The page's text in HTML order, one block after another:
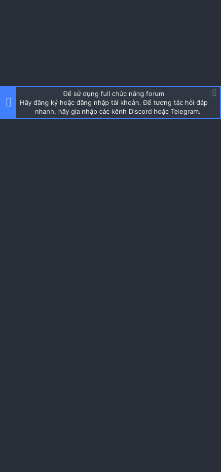
Để sử dụng full chức năng forum
Hãy đăng ký hoặc đăng nhập tài khoản. Để tương tác hỏi đáp
nhanh, hãy gia nhập các kênh Discord hoặc Telegram.